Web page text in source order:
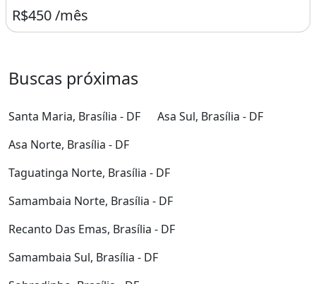
R$450 /mês
Buscas próximas
Santa Maria, Brasília - DF
Asa Sul, Brasília - DF
Asa Norte, Brasília - DF
Taguatinga Norte, Brasília - DF
Samambaia Norte, Brasília - DF
Recanto Das Emas, Brasília - DF
Samambaia Sul, Brasília - DF